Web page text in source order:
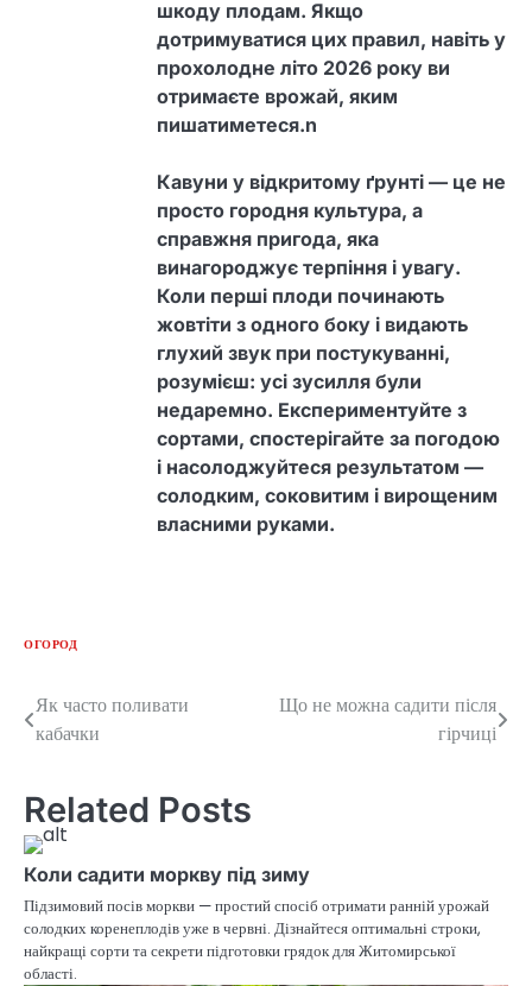
шкоду плодам. Якщо
дотримуватися цих правил, навіть у
прохолодне літо 2026 року ви
отримаєте врожай, яким
пишатиметеся.n
Кавуни у відкритому ґрунті — це не
просто городня культура, а
справжня пригода, яка
винагороджує терпіння і увагу.
Коли перші плоди починають
жовтіти з одного боку і видають
глухий звук при постукуванні,
розумієш: усі зусилля були
недаремно. Експериментуйте з
сортами, спостерігайте за погодою
і насолоджуйтеся результатом —
солодким, соковитим і вирощеним
власними руками.
ОГОРОД
Post
Як часто поливати
кабачки
Що не можна садити після
гірчиці
Related Posts
Коли садити моркву під зиму
Підзимовий посів моркви — простий спосіб отримати ранній урожай
солодких коренеплодів уже в червні. Дізнайтеся оптимальні строки,
найкращі сорти та секрети підготовки грядок для Житомирської
області.